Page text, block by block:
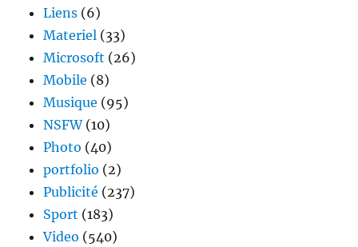
Liens (6)
Materiel (33)
Microsoft (26)
Mobile (8)
Musique (95)
NSFW(10)
Photo (40)
portfolio (2)
Publicité (237)
Sport (183)
Video (540)